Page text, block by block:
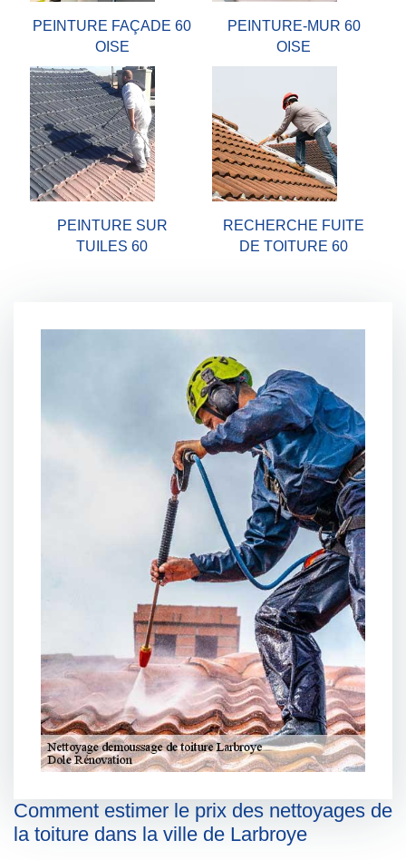
PEINTURE FAÇADE 60
OISE
PEINTURE-MUR 60
OISE
PEINTURE SUR
TUILES 60
RECHERCHE FUITE
DE TOITURE 60
Comment estimer le prix des nettoyages de
la toiture dans la ville de Larbroye